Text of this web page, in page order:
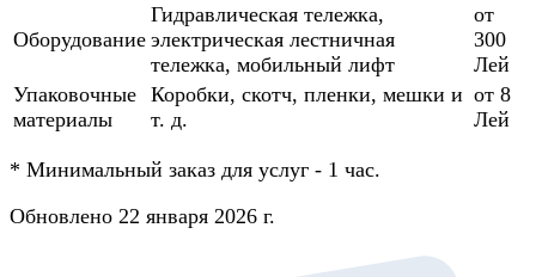
Оборудование
Гидравлическая тележка,
электрическая лестничная
тележка, мобильный лифт
от
300
Лей
Упаковочные
материалы
Коробки, скотч, пленки, мешки и
т. д.
от 8
Лей
* Минимальный заказ для услуг - 1 час.
Обновлено 22 января 2026 г.